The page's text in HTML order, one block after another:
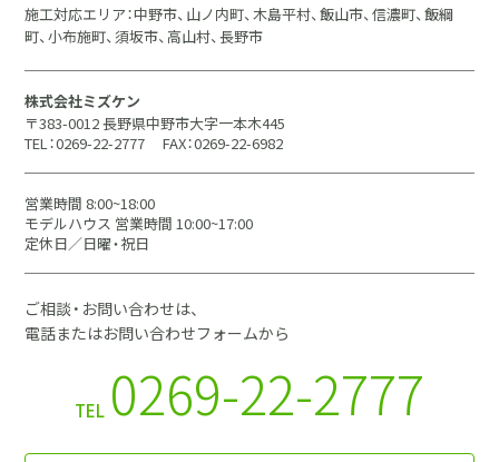
施工対応エリア：中野市、山ノ内町、木島平村、飯山市、信濃町、飯綱
町、小布施町、須坂市、高山村、長野市
株式会社ミズケン
〒383-0012 長野県中野市大字一本木445
TEL：0269-22-2777
FAX：0269-22-6982
営業時間 8:00~18:00
モデルハウス 営業時間 10:00~17:00
定休日／日曜・祝日
ご相談・お問い合わせは、
電話またはお問い合わせフォームから
TEL 0269-22-2777